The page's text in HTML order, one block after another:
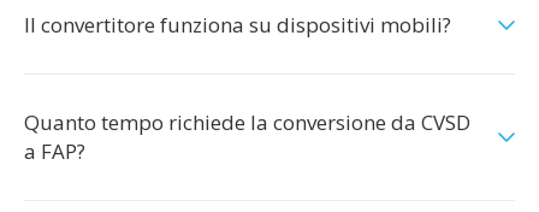
Il convertitore funziona su dispositivi mobili?
Quanto tempo richiede la conversione da CVSD
a FAP?